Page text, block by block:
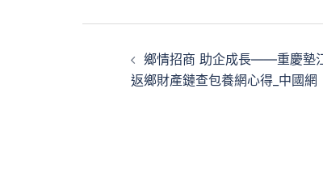
鄉情招商 助企成長——重慶墊
返鄉財產鏈查包養網心得_中國網